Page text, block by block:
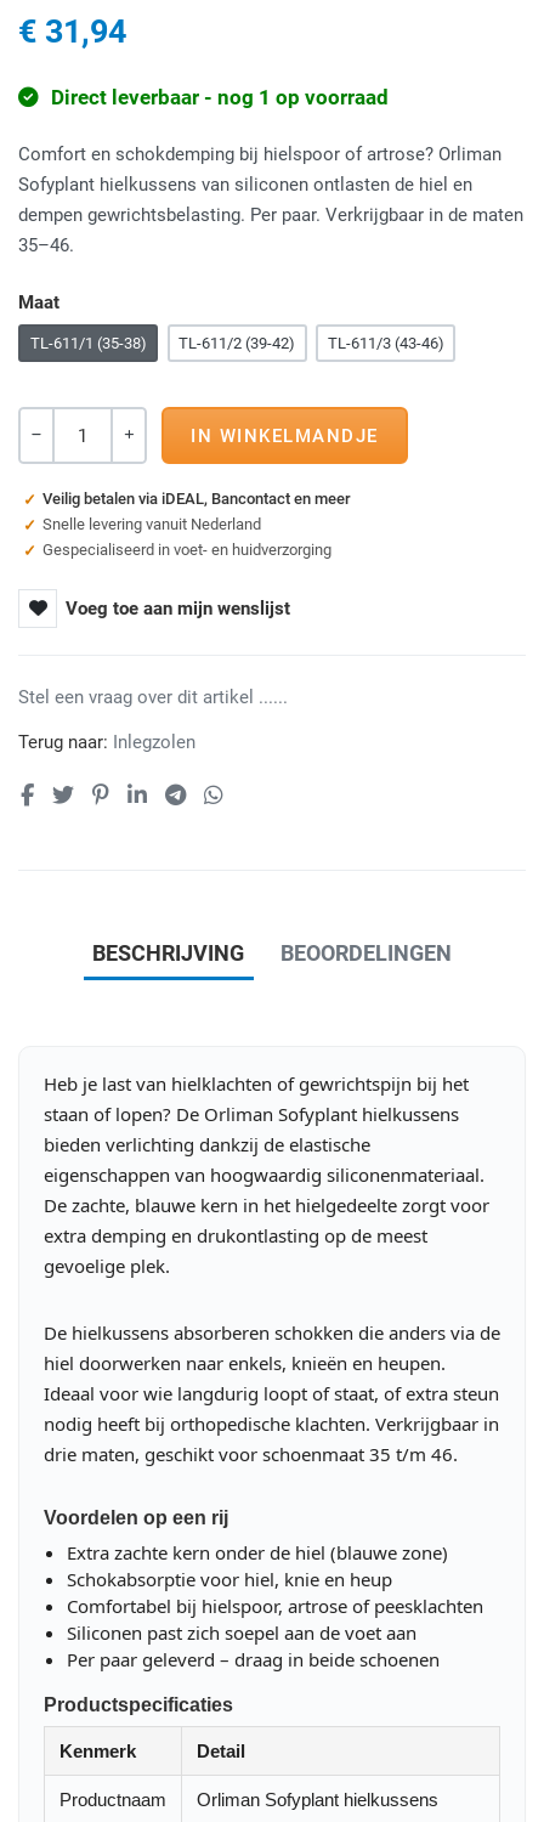
€ 31,94
Direct leverbaar - nog 1 op voorraad
Comfort en schokdemping bij hielspoor of artrose? Orliman
Sofyplant hielkussens van siliconen ontlasten de hiel en
dempen gewrichtsbelasting. Per paar. Verkrijgbaar in de maten
35–46.
Maat
TL-611/1 (35-38) TL-611/2 (39-42) TL-611/3 (43-46)
Veilig betalen via iDEAL, Bancontact en meer
Snelle levering vanuit Nederland
Gespecialiseerd in voet- en huidverzorging
Voeg toe aan mijn wenslijst
Stel een vraag over dit artikel ......
Terug naar: Inlegzolen
BESCHRIJVING BEOORDELINGEN
Heb je last van hielklachten of gewrichtspijn bij het
staan of lopen? De Orliman Sofyplant hielkussens
bieden verlichting dankzij de elastische
eigenschappen van hoogwaardig siliconenmateriaal.
De zachte, blauwe kern in het hielgedeelte zorgt voor
extra demping en drukontlasting op de meest
gevoelige plek.
De hielkussens absorberen schokken die anders via de
hiel doorwerken naar enkels, knieën en heupen.
Ideaal voor wie langdurig loopt of staat, of extra steun
nodig heeft bij orthopedische klachten. Verkrijgbaar in
drie maten, geschikt voor schoenmaat 35 t/m 46.
Voordelen op een rij
Extra zachte kern onder de hiel (blauwe zone)
Schokabsorptie voor hiel, knie en heup
Comfortabel bij hielspoor, artrose of peesklachten
Siliconen past zich soepel aan de voet aan
Per paar geleverd – draag in beide schoenen
Productspecificaties
Kenmerk Detail
Productnaam Orliman Sofyplant hielkussens